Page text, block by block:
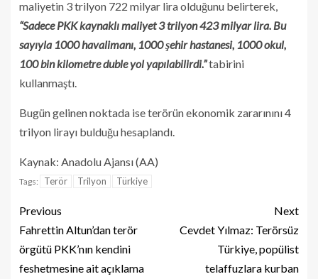
maliyetin 3 trilyon 722 milyar lira olduğunu belirterek,
“Sadece PKK kaynaklı maliyet 3 trilyon 423 milyar lira. Bu
sayıyla 1000 havalimanı, 1000 şehir hastanesi, 1000 okul,
100 bin kilometre duble yol yapılabilirdi.”tabirini
kullanmaştı.
Bugün gelinen noktada ise terörün ekonomik zararınını 4
trilyon lirayı bulduğu hesaplandı.
Kaynak: Anadolu Ajansı (AA)
Tags: Terör Trilyon Türkiye
Previous
Fahrettin Altun’dan terör
örgütü PKK’nın kendini
feshetmesine ait açıklama
Next
Cevdet Yılmaz: Terörsüz
Türkiye, popülist
telaffuzlara kurban